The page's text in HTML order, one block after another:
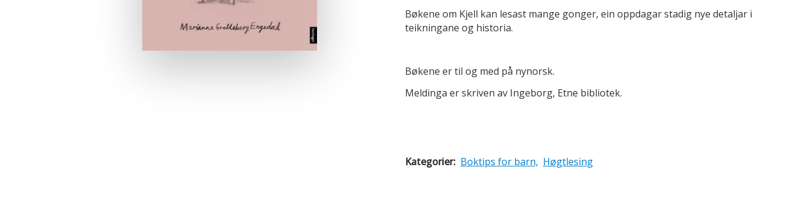
Bøkene om Kjell kan lesast mange gonger, ein oppdagar stadig nye detaljar i
teikningane og historia.
Bøkene er til og med på nynorsk.
Meldinga er skriven av Ingeborg, Etne bibliotek.
Kategorier: Boktips for barn, Høgtlesing